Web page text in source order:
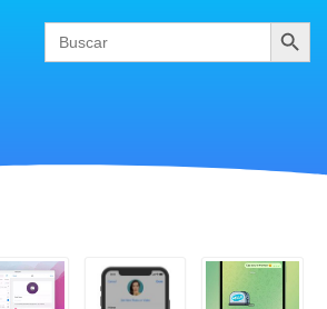
Search
for:
Buscar